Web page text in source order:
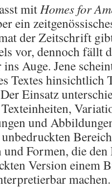
mitHomes for
ein
der Zeitschrift
vor, dennoch fällt
Auge. Jene
Textes hinsichtlich
Einsatz
und
Formen, die
Version einem
machen.